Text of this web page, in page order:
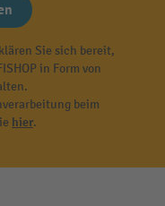
Sie sich bereit,
in Form von
beim
hier.